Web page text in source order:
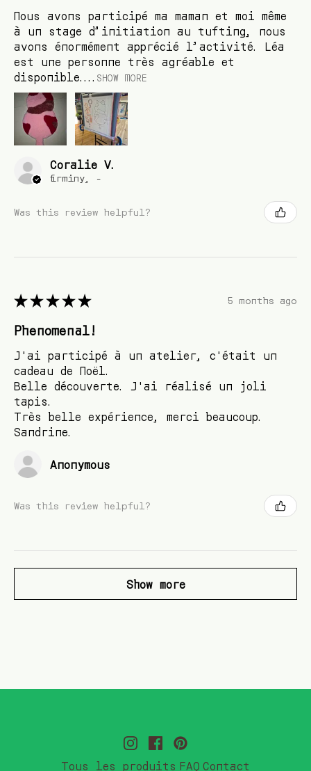
Nous avons participé ma maman et moi même
à un stage d’initiation au tufting, nous
avons énormément apprécié l’activité. Léa
est une personne très agréable et
disponible.... SHOW MORE
Coralie V.
firminy, -
Was this review helpful?
★★★★★ 5 months ago
Phenomenal!
J'ai participé à un atelier, c'était un
cadeau de Noël.
Belle découverte. J'ai réalisé un joli
tapis.
Très belle expérience, merci beaucoup.
Sandrine.
Anonymous
Was this review helpful?
Show more
Tous les produits FAQ Contact